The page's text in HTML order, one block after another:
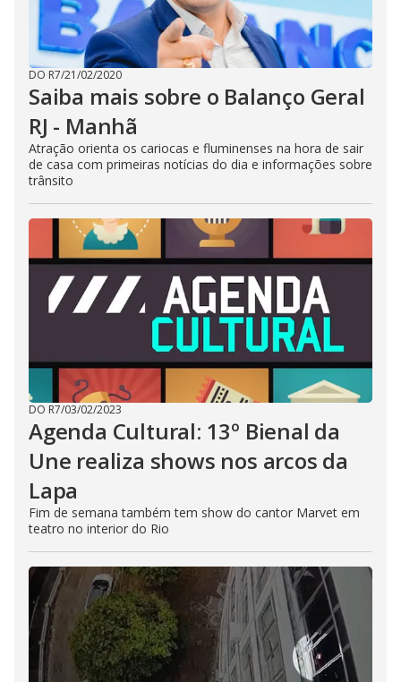
DO R7/21/02/2020
Saiba mais sobre o Balanço Geral
RJ - Manhã
Atração orienta os cariocas e fluminenses na hora de sair
de casa com primeiras notícias do dia e informações sobre
trânsito
DO R7/03/02/2023
Agenda Cultural: 13º Bienal da
Une realiza shows nos arcos da
Lapa
Fim de semana também tem show do cantor Marvet em
teatro no interior do Rio